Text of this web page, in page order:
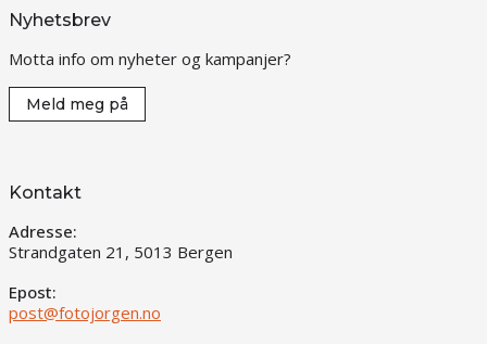
Nyhetsbrev
Motta info om nyheter og kampanjer?
Meld meg på
Kontakt
Adresse:
Strandgaten 21, 5013 Bergen
Epost:
post@fotojorgen.no